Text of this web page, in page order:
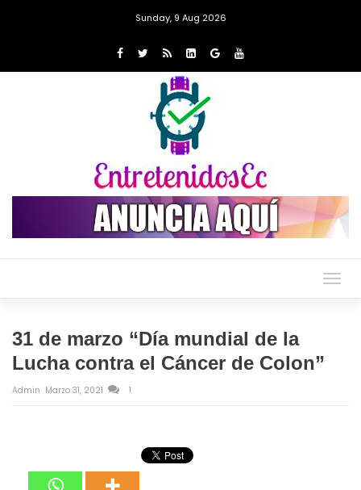
Sunday, 9 Aug 2026
31 de marzo “Día mundial de la
Lucha contra el Cáncer de Colon”
Admin Marzo 31, 2021 1